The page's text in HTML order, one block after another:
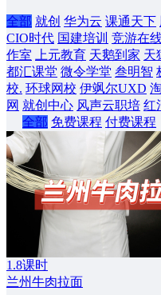
全部 就创 华为云 课通天下
CIO时代 国建培训 竞游在
作室
上元教育 天鹅到家 天
都汇课堂 微令学堂 叁明智
校. 环球网校 伊飒尔UXD
网 就创中心 风声云职培 红
全部 免费课程 付费课程
1.8课时
兰州牛肉拉面